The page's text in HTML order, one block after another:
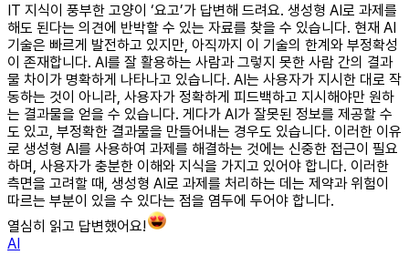
IT 지식이 풍부한 고양이 ‘요고’가 답변해 드려요. 생성형 AI로 과제를
해도 된다는 의견에 반박할 수 있는 자료를 찾을 수 있습니다. 현재 AI
기술은 빠르게 발전하고 있지만, 아직까지 이 기술의 한계와 부정확성
이 존재합니다. AI를 잘 활용하는 사람과 그렇지 못한 사람 간의 결과
물 차이가 명확하게 나타나고 있습니다. AI는 사용자가 지시한 대로 작
동하는 것이 아니라, 사용자가 정확하게 피드백하고 지시해야만 원하
는 결과물을 얻을 수 있습니다. 게다가 AI가 잘못된 정보를 제공할 수
도 있고, 부정확한 결과물을 만들어내는 경우도 있습니다. 이러한 이유
로 생성형 AI를 사용하여 과제를 해결하는 것에는 신중한 접근이 필요
하며, 사용자가 충분한 이해와 지식을 가지고 있어야 합니다. 이러한
측면을 고려할 때, 생성형 AI로 과제를 처리하는 데는 제약과 위험이
따르는 부분이 있을 수 있다는 점을 염두에 두어야 합니다.
열심히 읽고 답변했어요!
AI